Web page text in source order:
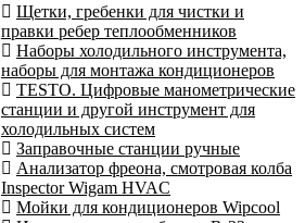
Щетки, гребенки для чистки и
правки ребер теплообменников
Наборы холодильного инструмента,
наборы для монтажа кондиционеров
TESTO. Цифровые манометрические
станции и другой инструмент для
холодильных систем
Заправочные станции ручные
Анализатор фреона, смотровая колба
Inspector Wigam HVAC
Мойки для кондиционеров Wipcool